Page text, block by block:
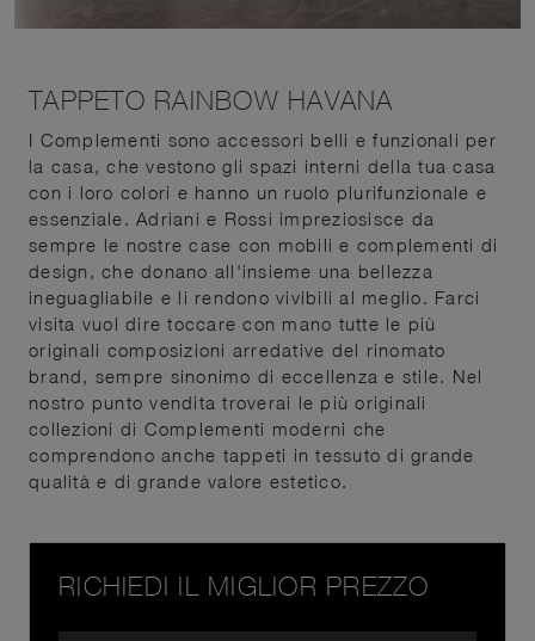
TAPPETO RAINBOW HAVANA
I Complementi sono accessori belli e funzionali per
la casa, che vestono gli spazi interni della tua casa
con i loro colori e hanno un ruolo plurifunzionale e
essenziale. Adriani e Rossi impreziosisce da
sempre le nostre case con mobili e complementi di
design, che donano all'insieme una bellezza
ineguagliabile e li rendono vivibili al meglio. Farci
visita vuol dire toccare con mano tutte le più
originali composizioni arredative del rinomato
brand, sempre sinonimo di eccellenza e stile. Nel
nostro punto vendita troverai le più originali
collezioni di Complementi moderni che
comprendono anche tappeti in tessuto di grande
qualità e di grande valore estetico.
RICHIEDI IL MIGLIOR PREZZO